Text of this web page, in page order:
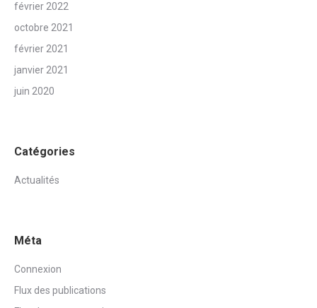
février 2022
octobre 2021
février 2021
janvier 2021
juin 2020
Catégories
Actualités
Méta
Connexion
Flux des publications